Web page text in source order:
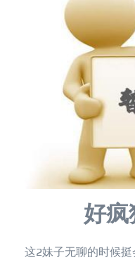
好疯
这2妹子无聊的时候